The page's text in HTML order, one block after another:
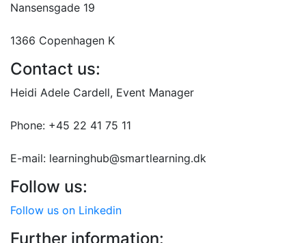
Nansensgade 19
1366 Copenhagen K
Contact us:
Heidi Adele Cardell, Event Manager
Phone: +45 22 41 75 11
E-mail: learninghub@smartlearning.dk
Follow us:
Follow us on Linkedin
Further information: